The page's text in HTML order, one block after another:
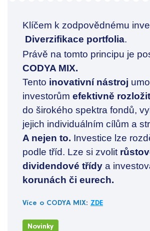
Klíčem k zodpovědnému
Diverzifikace portfolia.
Právě na tomto principu je
CODYA MIX.
Tento inovativní nástroj
investorům efektivně
do širokého spektra fondů,
jejich individuálním cílům a
A nejen to. Investice lze
podle tříd. Lze si zvolit
dividendové třídy a
korunách či eurech.
Více o CODYA MIX: ZDE
Novinky